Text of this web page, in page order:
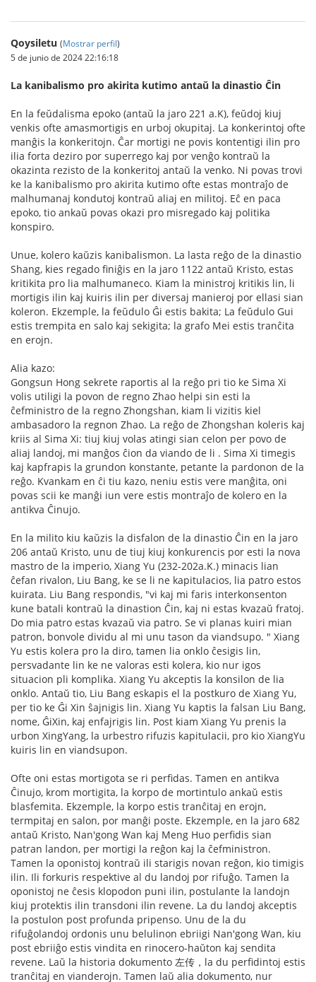
Qoysiletu (Mostrar perfil)
5 de junio de 2024 22:16:18
La kanibalismo pro akirita kutimo antaŭ la dinastio Ĉin
En la feŭdalisma epoko (antaŭ la jaro 221 a.K), feŭdoj kiuj
venkis ofte amasmortigis en urboj okupitaj. La konkerintoj ofte
manĝis la konkeritojn. Ĉar mortigi ne povis kontentigi ilin pro
ilia forta deziro por superrego kaj por venĝo kontraŭ la
okazinta rezisto de la konkeritoj antaŭ la venko. Ni povas trovi
ke la kanibalismo pro akirita kutimo ofte estas montraĵo de
malhumanaj kondutoj kontraŭ aliaj en militoj. Eĉ en paca
epoko, tio ankaŭ povas okazi pro misregado kaj politika
konspiro.
Unue, kolero kaŭzis kanibalismon. La lasta reĝo de la dinastio
Shang, kies regado finiĝis en la jaro 1122 antaŭ Kristo, estas
kritikita pro lia malhumaneco. Kiam la ministroj kritikis lin, li
mortigis ilin kaj kuiris ilin per diversaj manieroj por ellasi sian
koleron. Ekzemple, la feŭdulo Ĝi estis bakita; La feŭdulo Gui
estis trempita en salo kaj sekigita; la grafo Mei estis tranĉita
en erojn.
Alia kazo:
Gongsun Hong sekrete raportis al la reĝo pri tio ke Sima Xi
volis utiligi la povon de regno Zhao helpi sin esti la
ĉefministro de la regno Zhongshan, kiam li vizitis kiel
ambasadoro la regnon Zhao. La reĝo de Zhongshan koleris kaj
kriis al Sima Xi: tiuj kiuj volas atingi sian celon per povo de
aliaj landoj, mi manĝos ĉion da viando de li . Sima Xi timegis
kaj kapfrapis la grundon konstante, petante la pardonon de la
reĝo. Kvankam en ĉi tiu kazo, neniu estis vere manĝita, oni
povas scii ke manĝi iun vere estis montraĵo de kolero en la
antikva Ĉinujo.
En la milito kiu kaŭzis la disfalon de la dinastio Ĉin en la jaro
206 antaŭ Kristo, unu de tiuj kiuj konkurencis por esti la nova
mastro de la imperio, Xiang Yu (232-202a.K.) minacis lian
ĉefan rivalon, Liu Bang, ke se li ne kapitulacios, lia patro estos
kuirata. Liu Bang respondis, "vi kaj mi faris interkonsenton
kune batali kontraŭ la dinastion Ĉin, kaj ni estas kvazaŭ fratoj.
Do mia patro estas kvazaŭ via patro. Se vi planas kuiri mian
patron, bonvole dividu al mi unu tason da viandsupo. " Xiang
Yu estis kolera pro la diro, tamen lia onklo ĉesigis lin,
persvadante lin ke ne valoras esti kolera, kio nur igos
situacion pli komplika. Xiang Yu akceptis la konsilon de lia
onklo. Antaŭ tio, Liu Bang eskapis el la postkuro de Xiang Yu,
per tio ke Ĝi Xin ŝajnigis lin. Xiang Yu kaptis la falsan Liu Bang,
nome, ĜiXin, kaj enfajrigis lin. Post kiam Xiang Yu prenis la
urbon XingYang, la urbestro rifuzis kapitulacii, pro kio XiangYu
kuiris lin en viandsupon.
Ofte oni estas mortigota se ri perfidas. Tamen en antikva
Ĉinujo, krom mortigita, la korpo de mortintulo ankaŭ estis
blasfemita. Ekzemple, la korpo estis tranĉitaj en erojn,
termpitaj en salon, por manĝi poste. Ekzemple, en la jaro 682
antaŭ Kristo, Nan'gong Wan kaj Meng Huo perfidis sian
patran landon, per mortigi la reĝon kaj la ĉefministron.
Tamen la oponistoj kontraŭ ili starigis novan reĝon, kio timigis
ilin. Ili forkuris respektive al du landoj por rifuĝo. Tamen la
oponistoj ne ĉesis klopodon puni ilin, postulante la landojn
kiuj protektis ilin transdoni ilin revene. La du landoj akceptis
la postulon post profunda pripenso. Unu de la du
rifuĝolandoj ordonis unu belulinon ebriigi Nan'gong Wan, kiu
post ebriiĝo estis vindita en rinocero-haŭton kaj sendita
revene. Laŭ la historia dokumento 左传，la du perfidintoj estis
tranĉitaj en vianderojn. Tamen laŭ alia dokumento, nur